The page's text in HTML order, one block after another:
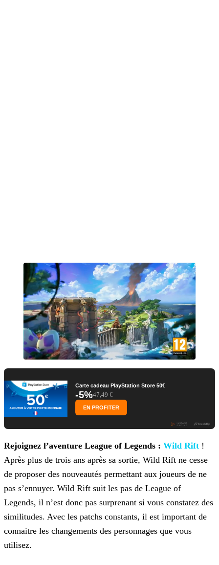
Carte cadeau PlayStation Store 50€
-5%47,49 €
EN PROFITER
Rejoignez l’aventure League of Legends : Wild Rift !
Après plus de trois ans après sa sortie, Wild Rift ne cesse
de proposer des nouveautés permettant aux joueurs de ne
pas s’ennuyer. Wild Rift suit les pas de League of
Legends, il n’est donc pas surprenant si vous constatez des
similitudes. Avec les patchs constants, il est important de
connaitre les changements des personnages que vous
utilisez.